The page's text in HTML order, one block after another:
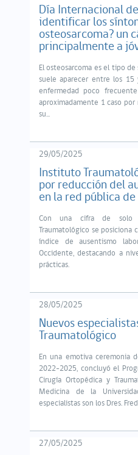
Día Internacional
identificar los
osteosarcoma? un
principalmente a
El osteosarcoma es el tipo
suele aparecer entre los 15
enfermedad poco
aproximadamente 1 caso por
su...
29/05/2025
Instituto
por reducción del
en la red pública de
Con una cifra de solo
Traumatológico se posiciona
índice de ausentismo
Occidente, destacando a
prácticas.
28/05/2025
Nuevos
Traumatológico
En una emotiva ceremonia
2022-2025, concluyó el
Cirugía Ortopédica y
Medicina de la
especialistas son los Dres.
27/05/2025